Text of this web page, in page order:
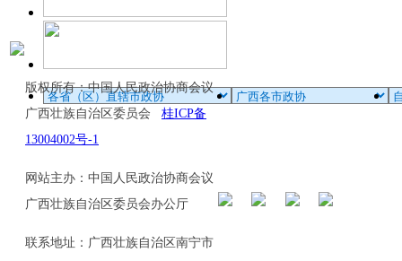
版权所有：中国人民政治协商会议
广西壮族自治区委员会 桂ICP备
13004002号-1
网站主办：中国人民政治协商会议
广西壮族自治区委员会办公厅
联系地址：广西壮族自治区南宁市